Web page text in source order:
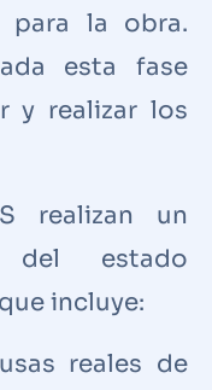
para la obra.
esta fase
y realizar los
realizan un
del estado
incluye:
reales de